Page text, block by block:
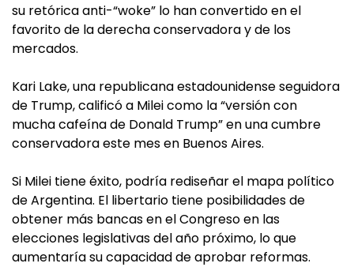
su retórica anti-“woke” lo han convertido en el
favorito de la derecha conservadora y de los
mercados.
Kari Lake, una republicana estadounidense seguidora
de Trump, calificó a Milei como la “versión con
mucha cafeína de Donald Trump” en una cumbre
conservadora este mes en Buenos Aires.
Si Milei tiene éxito, podría rediseñar el mapa político
de Argentina. El libertario tiene posibilidades de
obtener más bancas en el Congreso en las
elecciones legislativas del año próximo, lo que
aumentaría su capacidad de aprobar reformas.